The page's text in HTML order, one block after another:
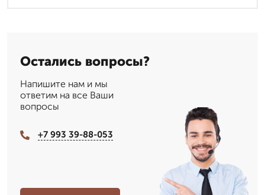
Остались вопросы?
Напишите нам и мы
ответим на все Ваши
вопросы
+7 993 39-88-053